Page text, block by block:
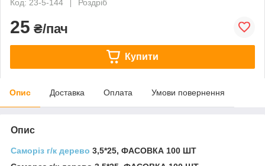
Код: 23-5-144
Роздріб
25 ₴/пач
Купити
Опис Доставка Оплата Умови повернення
Опис
Саморіз г/к дерево 3,5*25, ФАСОВКА 100 ШТ